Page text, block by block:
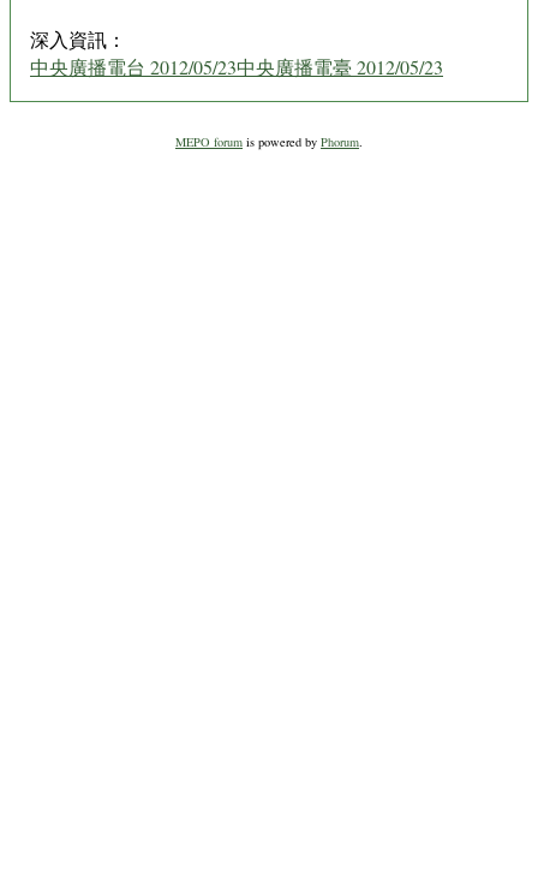
深入資訊：
中央廣播電台 2012/05/23中央廣播電臺 2012/05/23
MEPO forum is powered by Phorum.